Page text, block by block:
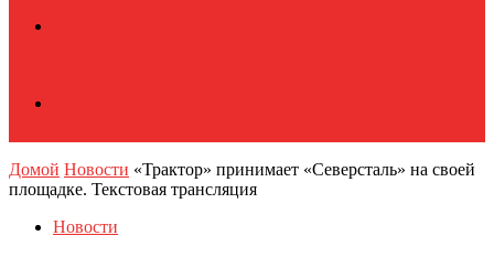
Домой Новости «Трактор» принимает «Северсталь» на своей
площадке. Текстовая трансляция
Новости